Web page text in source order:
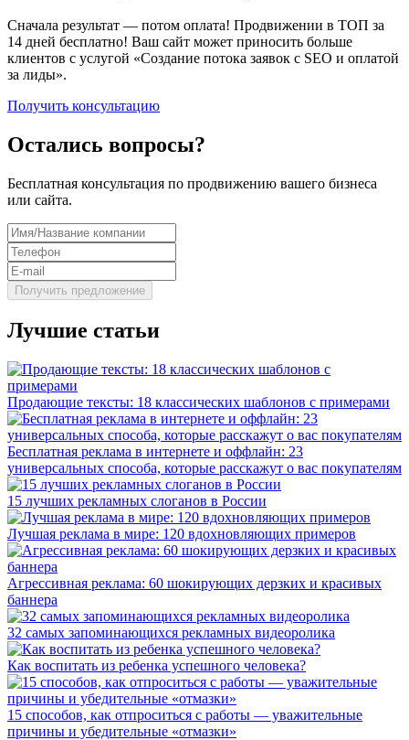
Сначала результат — потом оплата! Продвижении в ТОП за
14 дней бесплатно! Ваш сайт может приносить больше
клиентов с услугой «Создание потока заявок с SEO и оплатой
за лиды».
Получить консультацию
Остались вопросы?
Бесплатная консультация по продвижению вашего бизнеса
или сайта.
Лучшие статьи
Продающие тексты: 18 классических шаблонов с примерами
Бесплатная реклама в интернете и оффлайн: 23
универсальных способа, которые расскажут о вас покупателям
15 лучших рекламных слоганов в России
Лучшая реклама в мире: 120 вдохновляющих примеров
Агрессивная реклама: 60 шокирующих дерзких и красивых
баннера
32 самых запоминающихся рекламных видеоролика
Как воспитать из ребенка успешного человека?
15 способов, как отпроситься с работы — уважительные
причины и убедительные «отмазки»